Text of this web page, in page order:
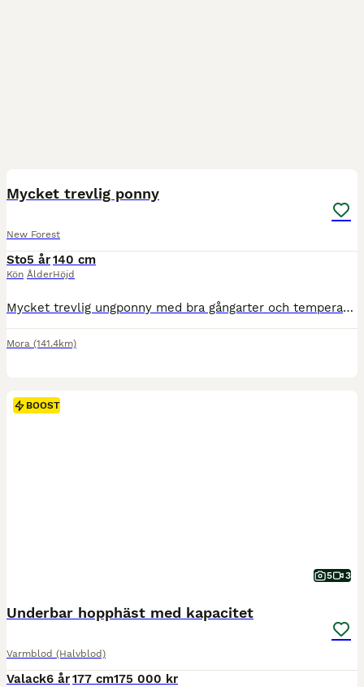
Mycket trevlig ponny
New Forest
Sto
Kön
5 år
Ålder
140 cm
Höjd
Mycket trevlig ungponny med bra gångarter och temperament. Inriden som treåring, därefter betäckt och fick följa som fyraåring. Ridningen återupptagen i våras som femåring och riden nu i drygt tre mån
Mora (141.4km)
BOOST
5 3
Underbar hopphäst med kapacitet
Varmblod (Halvblod)
Valack6 år177 cm175 000 kr